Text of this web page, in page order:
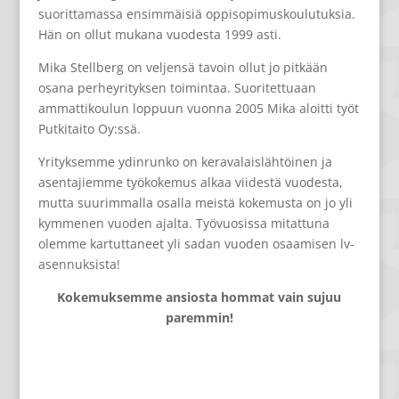
suorittamassa ensimmäisiä oppisopimuskoulutuksia.
Hän on ollut mukana vuodesta 1999 asti.
Mika Stellberg on veljensä tavoin ollut jo pitkään
osana perheyrityksen toimintaa. Suoritettuaan
ammattikoulun loppuun vuonna 2005 Mika aloitti työt
Putkitaito Oy:ssä.
Yrityksemme ydinrunko on keravalaislähtöinen ja
asentajiemme työkokemus alkaa viidestä vuodesta,
mutta suurimmalla osalla meistä kokemusta on jo yli
kymmenen vuoden ajalta. Työvuosissa mitattuna
olemme kartuttaneet yli sadan vuoden osaamisen lv-
asennuksista!
Kokemuksemme ansiosta hommat vain sujuu
paremmin!